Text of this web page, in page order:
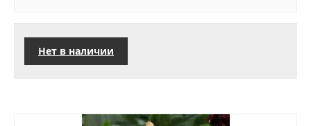
Нет в наличии